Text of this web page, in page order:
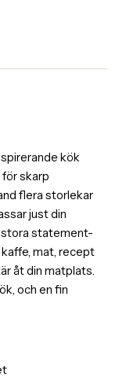
kök
skarp
flera storlekar
just din
stora statement-
mat, recept
åt din matplats.
och en fin